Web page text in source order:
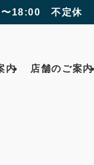
18:00 不定休
内 店舗のご案内